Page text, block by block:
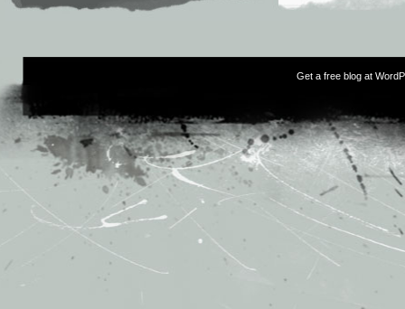
Get a free blog at